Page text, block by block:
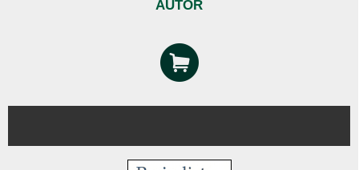
AUTOR